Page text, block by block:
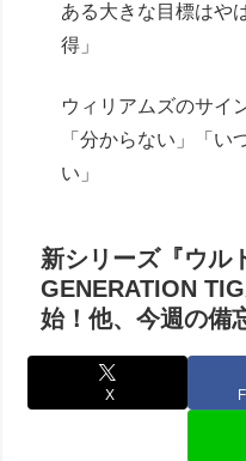
ある大きな目標はや
得」
ウィリアムズのサイ
「分からない」「い
い」
新シリーズ『ウル
GENERATION
始！他、今週の備
X